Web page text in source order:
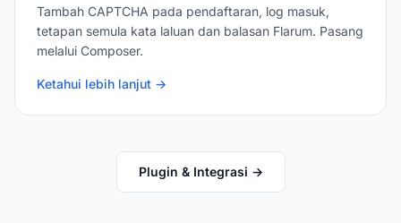
Tambah CAPTCHA pada pendaftaran, log masuk,
tetapan semula kata laluan dan balasan Flarum. Pasang
melalui Composer.
Ketahui lebih lanjut →
Plugin & Integrasi →